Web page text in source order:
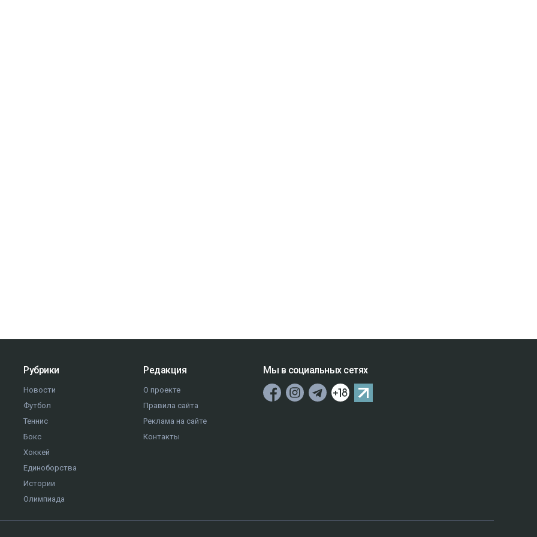
Рубрики
Новости
Футбол
Теннис
Бокс
Хоккей
Единоборства
Истории
Олимпиада
Редакция
О проекте
Правила сайта
Реклама на сайте
Контакты
Мы в социальных сетях